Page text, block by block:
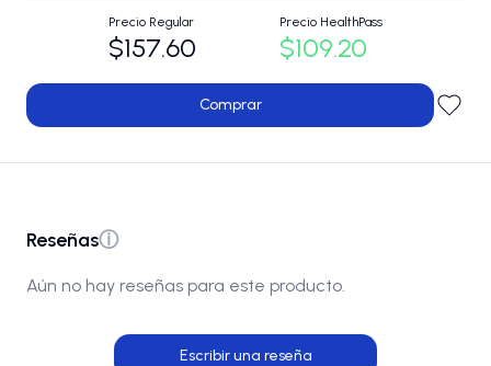
Precio Regular
$157.60
Precio HealthPass
$109.20
Comprar
Reseñasⓘ
Aún no hay reseñas para este producto.
Escribir una reseña